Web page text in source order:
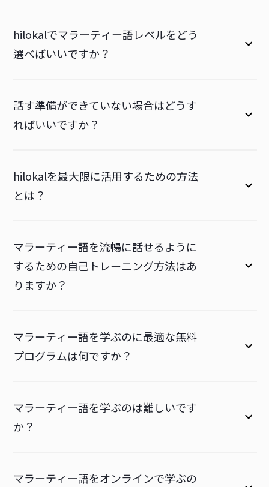
hilokalでマラーティー語レベルをどう
選べばいいですか？
話す準備ができていない場合はどうす
ればいいですか？
hilokalを最大限に活用するための方法
とは？
マラーティー語を流暢に話せるように
するための自己トレーニング方法はあ
りますか？
マラーティー語を学ぶのに最適な無料
プログラムは何ですか？
マラーティー語を学ぶのは難しいです
か？
マラーティー語をオンラインで学ぶの